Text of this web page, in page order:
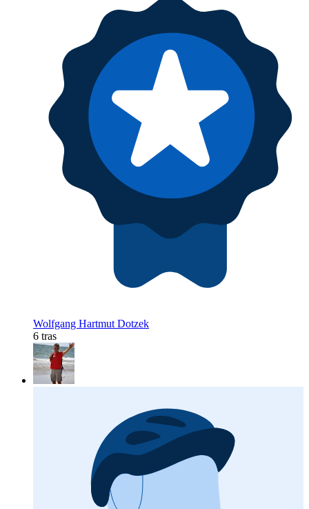
Wolfgang Hartmut Dotzek
6 tras